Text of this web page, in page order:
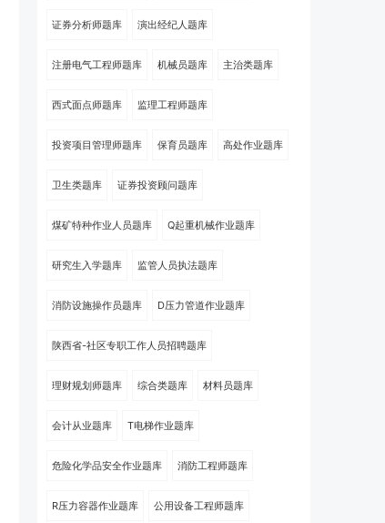
证券分析师题库 演出经纪人题库
注册电气工程师题库 机械员题库 主治类题库
西式面点师题库 监理工程师题库
投资项目管理师题库 保育员题库 高处作业题库
卫生类题库 证券投资顾问题库
煤矿特种作业人员题库 Q起重机械作业题库
研究生入学题库 监管人员执法题库
消防设施操作员题库 D压力管道作业题库
陕西省-社区专职工作人员招聘题库
理财规划师题库 综合类题库 材料员题库
会计从业题库 T电梯作业题库
危险化学品安全作业题库 消防工程师题库
R压力容器作业题库 公用设备工程师题库